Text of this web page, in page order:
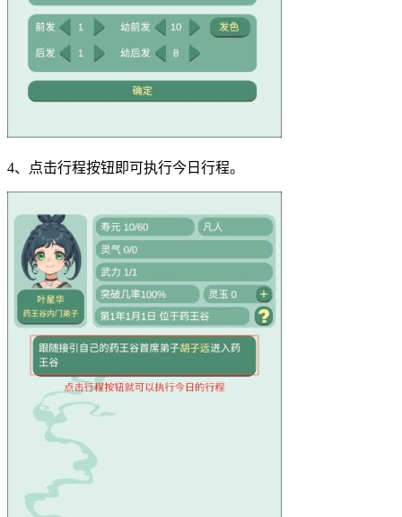
4、点击行程按钮即可执行今日行程。